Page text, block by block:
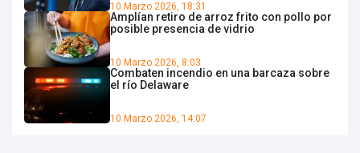
10 Marzo 2026, 18:31
Amplían retiro de arroz frito con pollo por
posible presencia de vidrio
10 Marzo 2026, 8:03
Combaten incendio en una barcaza sobre
el río Delaware
10 Marzo 2026, 14:07